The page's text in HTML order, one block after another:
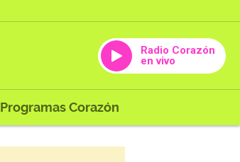
Radio Corazón
en vivo
Programas Corazón